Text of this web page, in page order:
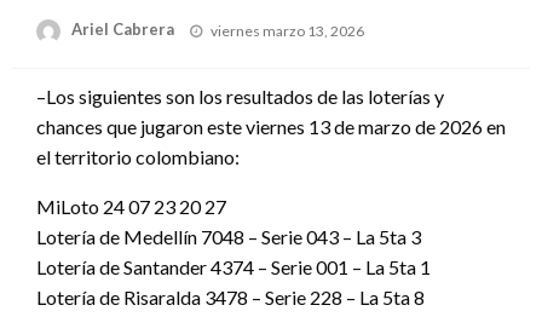
Ariel Cabrera
Publicado
viernes marzo 13, 2026
–Los siguientes son los resultados de las loterías y
chances que jugaron este viernes 13 de marzo de 2026 en
el territorio colombiano:
MiLoto 24 07 23 20 27
Lotería de Medellín 7048 – Serie 043 – La 5ta 3
Lotería de Santander 4374 – Serie 001 – La 5ta 1
Lotería de Risaralda 3478 – Serie 228 – La 5ta 8